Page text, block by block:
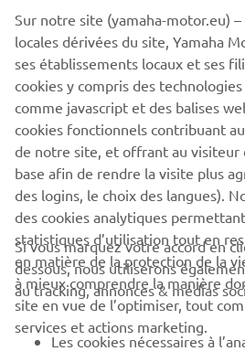
Téléphone
ENVOYER
CORPORATE
BUSINESS
Sur notre site (yamaha-motor.eu)
locales dérivées du site, Yamaha
ses établissements locaux et ses
cookies y compris des
comme javascript et des balises
cookies fonctionnels contribuant
de notre site, et offrant au visiteur
base afin de rendre la visite plus
des logins, le choix des langues).
des cookies analytiques
statistiques d’utilisation tout en
en matière de la protection de la
à mieux comprendre la manière
site en vue de l’optimiser, tout
services et actions marketing.
Si vous marquez votre accord en
dessous, nous utiliserons
au tracking, annonces & médias
Les cookies nécessaires à